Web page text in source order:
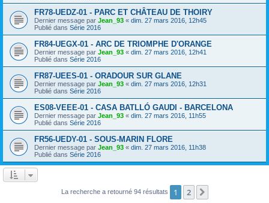
FR78-UEDZ-01 - PARC ET CHÂTEAU DE THOIRY
Dernier message par Jean_93 « dim. 27 mars 2016, 12h45
Publié dans Série 2016
FR84-UEGX-01 - ARC DE TRIOMPHE D'ORANGE
Dernier message par Jean_93 « dim. 27 mars 2016, 12h41
Publié dans Série 2016
FR87-UEES-01 - ORADOUR SUR GLANE
Dernier message par Jean_93 « dim. 27 mars 2016, 12h31
Publié dans Série 2016
ES08-VEEE-01 - CASA BATLLÓ GAUDI - BARCELONA
Dernier message par Jean_93 « dim. 27 mars 2016, 11h55
Publié dans Série 2016
FR56-UEDY-01 - SOUS-MARIN FLORE
Dernier message par Jean_93 « dim. 27 mars 2016, 11h38
Publié dans Série 2016
La recherche a retourné 94 résultats 1 2